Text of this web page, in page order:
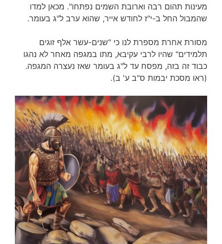
מעינות תהום רבה וארובת השמים נפתחו". מכאן למדו
שהמבול החל ב-י"ז לחודש אייר, שהוא ערב ל"ג בעומר.
מסורת אחרת מספרת לנו כי "שנים-עשר אלף זוגים
תלמידים" שהיו לרבי עקיבא, מתו במגפה מאחר לא נהגו
כבוד זה בזה, מפסח עד ל"ג בעומר שאז נעצרה המגפה.
(ראו מסכת יבמות ס"ב ע' ב).